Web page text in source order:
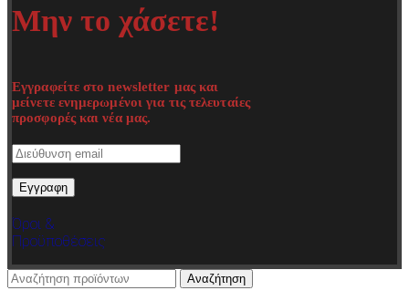
Μην το χάσετε!
Εγγραφείτε στο newsletter μας και
μείνετε ενημερωμένοι για τις τελευταίες
προσφορές και νέα μας.
Όροι &
Προϋποθέσεις
Αναζήτηση